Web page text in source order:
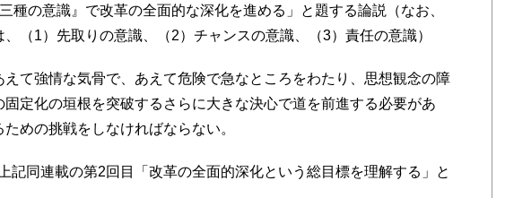
種の意識』で改革の全面的な深化を進める」と題する論説（なお、
、（1）先取りの意識、（2）チャンスの意識、（3）責任の意識）
えて強情な気骨で、あえて危険で急なところをわたり、思想観念の障
定化の垣根を突破するさらに大きな決心で道を前進する必要があ
めの挑戦をしなければならない。
記同連載の第2回目「改革の全面的深化という総目標を理解する」と